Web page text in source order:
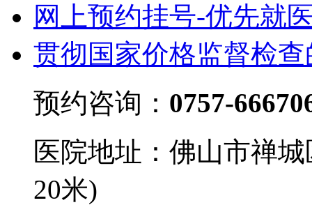
网上预约挂号-优先就
贯彻国家价格监督检
预约咨询： 0757-
医院地址：佛山市禅
20米)